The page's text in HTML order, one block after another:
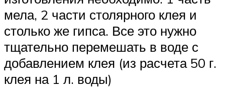
мела, 2 части столярного клея и
столько же гипса. Все это нужно
тщательно перемешать в воде с
добавлением клея (из расчета 50 г.
клея на 1 л. воды)